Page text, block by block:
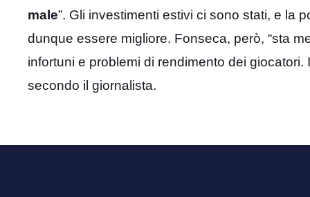
male”. Gli investimenti estivi ci sono stati, e la
dunque essere migliore. Fonseca, però, “sta
infortuni e problemi di rendimento dei
secondo il giornalista.